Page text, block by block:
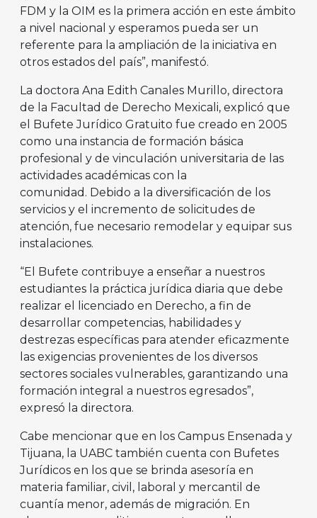
FDM y la OIM es la primera acción en este ámbito
a nivel nacional y esperamos pueda ser un
referente para la ampliación de la iniciativa en
otros estados del país”, manifestó.
La doctora Ana Edith Canales Murillo, directora
de la Facultad de Derecho Mexicali, explicó que
el Bufete Jurídico Gratuito fue creado en 2005
como una instancia de formación básica
profesional y de vinculación universitaria de las
actividades académicas con la
comunidad. Debido a la diversificación de los
servicios y el incremento de solicitudes de
atención, fue necesario remodelar y equipar sus
instalaciones.
“El Bufete contribuye a enseñar a nuestros
estudiantes la práctica jurídica diaria que debe
realizar el licenciado en Derecho, a fin de
desarrollar competencias, habilidades y
destrezas específicas para atender eficazmente
las exigencias provenientes de los diversos
sectores sociales vulnerables, garantizando una
formación integral a nuestros egresados”,
expresó la directora.
Cabe mencionar que en los Campus Ensenada y
Tijuana, la UABC también cuenta con Bufetes
Jurídicos en los que se brinda asesoría en
materia familiar, civil, laboral y mercantil de
cuantía menor, además de migración. En